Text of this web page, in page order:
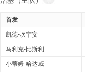
首发
凯德-坎宁安
马利克-比斯利
小蒂姆-哈达威